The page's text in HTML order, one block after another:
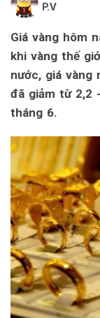
P.V
Giá vàng hôm
khi vàng thế
nước, giá vàng
đã giảm từ 2,2
tháng 6.